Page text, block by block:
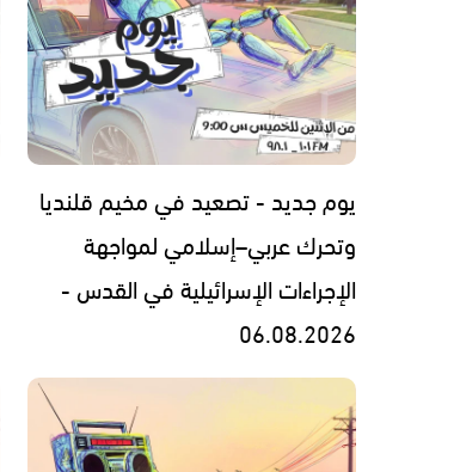
يوم جديد - تصعيد في مخيم قلنديا
وتحرك عربي–إسلامي لمواجهة
الإجراءات الإسرائيلية في القدس -
06.08.2026